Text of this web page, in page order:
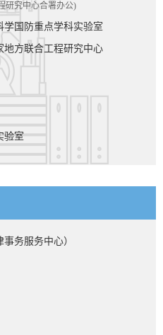
研究中心合署办公)
国防重点学科实验室
地方联合工程研究中心
验室
务服务中心）